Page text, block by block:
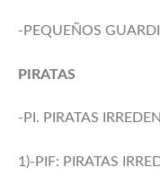
-PEQUEÑOS
PIRATAS
-PI. PIRATAS
1)-PIF: PIRATAS